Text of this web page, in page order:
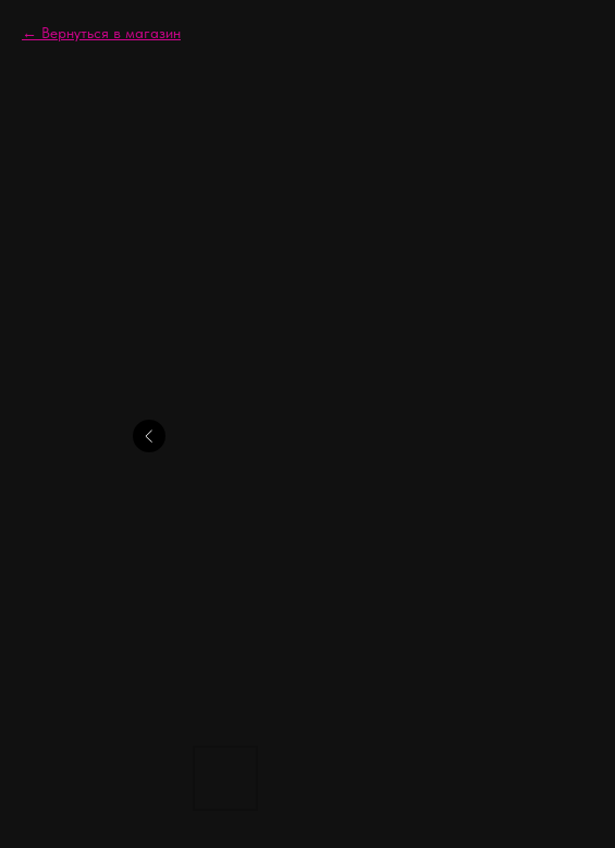
Вернуться в магазин